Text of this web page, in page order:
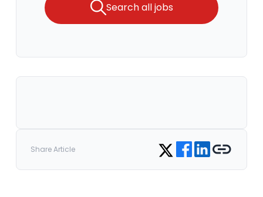
Search all jobs
Share Article Share on Twitter
Share on Facebook
Share on LinkedIn
Copy link